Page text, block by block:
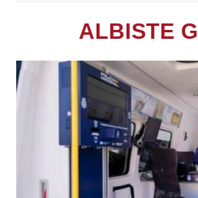
ALBISTE